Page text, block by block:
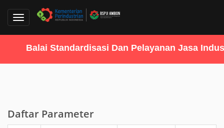
Toggle
Balai Standardisasi Dan Pelayanan Jasa Industri
Daftar Parameter